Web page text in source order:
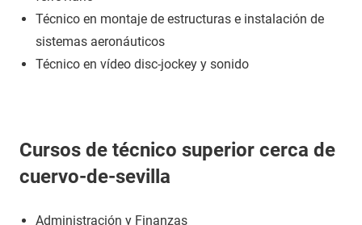
Técnico en montaje de estructuras e instalación de
sistemas aeronáuticos
Técnico en vídeo disc-jockey y sonido
Cursos de técnico superior cerca de
cuervo-de-sevilla
Administración y Finanzas